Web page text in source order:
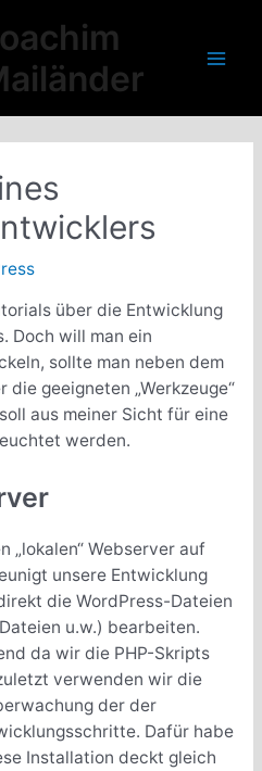
über die Entwicklung
Doch will man ein
sollte man neben dem
die geeigneten „Werkzeuge“
aus meiner Sicht für eine
werden.
„lokalen“ Webserver auf
unsere Entwicklung
die WordPress-Dateien
u.w.) bearbeiten.
da wir die PHP-Skripts
verwenden wir die
der der
Dafür habe
Installation deckt gleich